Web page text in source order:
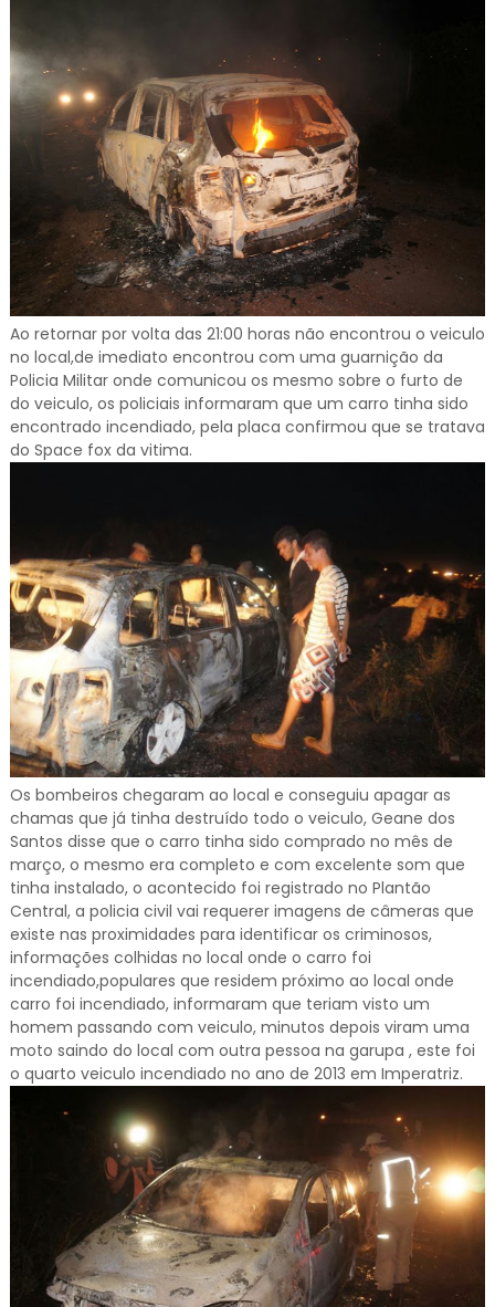
Ao retornar por volta das 21:00 horas não encontrou o veiculo
no local,de imediato encontrou com uma guarnição da
Policia Militar onde comunicou os mesmo sobre o furto de
do veiculo, os policiais informaram que um carro tinha sido
encontrado incendiado, pela placa confirmou que se tratava
do Space fox da vitima.
Os bombeiros chegaram ao local e conseguiu apagar as
chamas que já tinha destruído todo o veiculo, Geane dos
Santos disse que o carro tinha sido comprado no mês de
março, o mesmo era completo e com excelente som que
tinha instalado, o acontecido foi registrado no Plantão
Central, a policia civil vai requerer imagens de câmeras que
existe nas proximidades para identificar os criminosos,
informações colhidas no local onde o carro foi
incendiado,populares que residem próximo ao local onde
carro foi incendiado, informaram que teriam visto um
homem passando com veiculo, minutos depois viram uma
moto saindo do local com outra pessoa na garupa , este foi
o quarto veiculo incendiado no ano de 2013 em Imperatriz.